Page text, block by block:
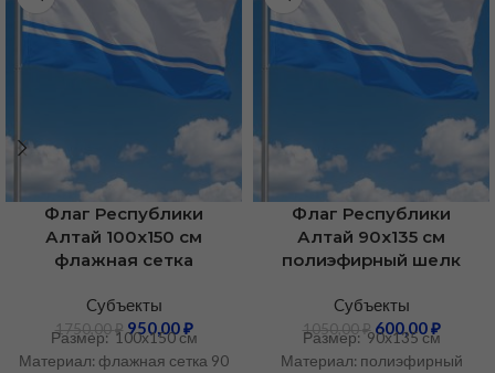
Флаг Республики
Алтай 100х150 см
флажная сетка
Cубъекты
1750,00₽ 950,00₽
Размер: 100х150 см
Материал: флажная сетка 90
Флаг Республики
Алтай 90х135 см
полиэфирный шелк
Cубъекты
1050,00₽ 600,00₽
Размер: 90х135 см
Материал: полиэфирный